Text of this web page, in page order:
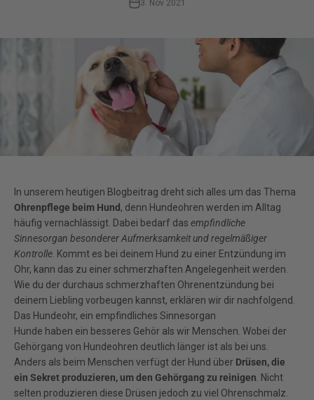
3. Nov 2021
In unserem heutigen Blogbeitrag dreht sich alles um das Thema
Ohrenpflege beim Hund , denn Hundeohren werden im Alltag
häufig vernachlässigt. Dabei bedarf das empfindliche
Sinnesorgan besonderer Aufmerksamkeit und regelmäßiger
Kontrolle. Kommt es bei deinem Hund zu einer Entzündung im
Ohr, kann das zu einer schmerzhaften Angelegenheit werden.
Wie du der durchaus schmerzhaften Ohrenentzündung bei
deinem Liebling vorbeugen kannst, erklären wir dir nachfolgend.
Das Hundeohr, ein empfindliches Sinnesorgan
Hunde haben ein besseres Gehör als wir Menschen. Wobei der
Gehörgang von Hundeohren deutlich länger ist als bei uns.
Anders als beim Menschen verfügt der Hund über Drüsen, die
ein Sekret produzieren, um den Gehörgang zu reinigen. Nicht
selten produzieren diese Drüsen jedoch zu viel Ohrenschmalz.